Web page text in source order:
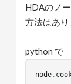
HDAのノ
方法はあり
python で
node.